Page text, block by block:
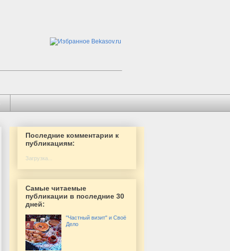
Последние комментарии к
публикациям:
Загрузка...
Самые читаемые
публикации в последние 30
дней:
"Частный визит" и Своё
Дело